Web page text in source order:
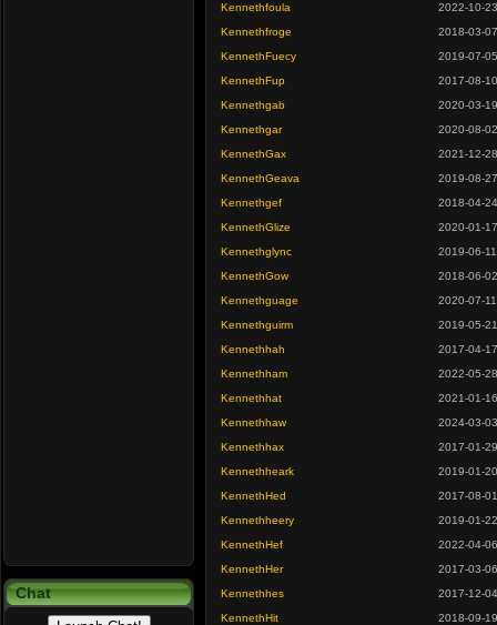
Chat
Kennethfoula
2022-10-23
Kennethfroge
2018-03-07
KennethFuecy
2019-07-05
KennethFup
2017-08-10
Kennethgab
2020-03-19
Kennethgar
2020-08-02
KennethGax
2021-12-28
KennethGeava
2019-08-27
Kennethgef
2018-04-24
KennethGlize
2020-01-17
Kennethglync
2019-06-11
KennethGow
2018-06-02
Kennethguage
2020-07-11
Kennethguirm
2019-05-21
Kennethhah
2017-04-17
Kennethham
2022-05-28
Kennethhat
2021-01-16
Kennethhaw
2024-03-03
Kennethhax
2017-01-29
Kennethheark
2019-01-20
KennethHed
2017-08-01
Kennethheery
2019-01-22
KennethHef
2022-04-06
KennethHer
2017-03-06
Kennethhes
2017-12-04
KennethHit
2018-09-19